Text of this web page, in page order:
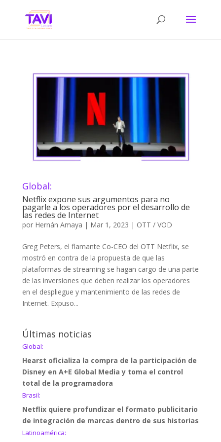
Global:
Netflix expone sus argumentos para no
pagarle a los operadores por el desarrollo de
las redes de Internet
por Hernán Amaya | Mar 1, 2023 | OTT / VOD
Greg Peters, el flamante Co-CEO del OTT Netflix, se
mostró en contra de la propuesta de que las
plataformas de streaming se hagan cargo de una parte
de las inversiones que deben realizar los operadores
en el despliegue y mantenimiento de las redes de
Internet. Expuso...
Últimas noticias
Global:
Hearst oficializa la compra de la participación de
Disney en A+E Global Media y toma el control
total de la programadora
Brasil:
Netflix quiere profundizar el formato publicitario
de integración de marcas dentro de sus historias
Latinoamérica: